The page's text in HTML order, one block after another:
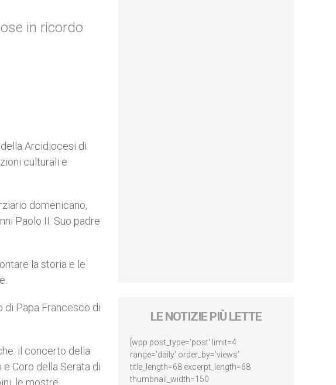
in ricordo
Arcidiocesi di
culturali e
domenicano,
Paolo II. Suo padre
la storia e le
di Papa Francesco di
il concerto della
Coro della Serata di
le mostre
LE NOTIZIE PIÙ LETTE
[wpp post_type='post' limit=4
range='daily' order_by='views'
title_length=68 excerpt_length=68
thumbnail_width=150